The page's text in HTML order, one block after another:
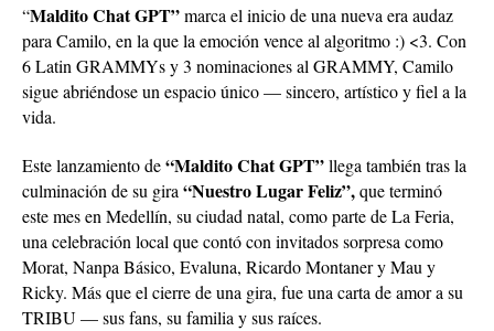
“Maldito Chat GPT”marca el inicio de una nueva era audaz
para Camilo, en la que la emoción vence al algoritmo :) <3. Con
6 Latin GRAMMYs y 3 nominaciones al GRAMMY, Camilo
sigue abriéndose un espacio único — sincero, artístico y fiel a la
vida.
Este lanzamiento de“Maldito Chat GPT”llega también tras la
culminación de su gira “Nuestro Lugar Feliz”,que terminó
este mes en Medellín, su ciudad natal, como parte de La Feria,
una celebración local que contó con invitados sorpresa como
Morat, Nanpa Básico, Evaluna, Ricardo Montaner y Mau y
Ricky. Más que el cierre de una gira, fue una carta de amor a su
TRIBU — sus fans, su familia y sus raíces.